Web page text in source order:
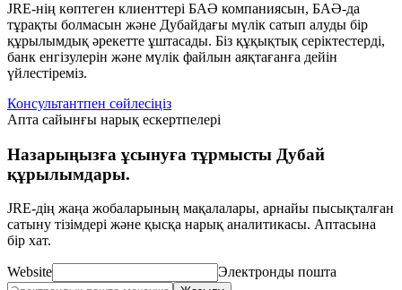
JRE-нің көптеген клиенттері БАӘ компаниясын, БАӘ-да
тұрақты болмасын және Дубайдағы мүлік сатып алуды бір
құрылымдық әрекетте ұштасады. Біз құқықтық серіктестерді,
банк енгізулерін және мүлік файлын аяқтағанға дейін
үйлестіреміз.
Консультантпен сөйлесіңіз
Апта сайынғы нарық ескертпелері
Назарыңызға ұсынуға тұрмысты Дубай
құрылымдары.
JRE-дің жаңа жобаларының мақалалары, арнайы пысықталған
сатыну тізімдері және қысқа нарық аналитикасы. Аптасына
бір хат.
Website Электронды пошта